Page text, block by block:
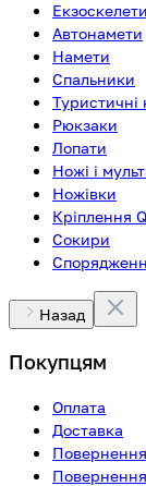
Екзоскелети
Автонамети
Намети
Спальники
Туристичні
Рюкзаки
Лопати
Ножі і
Ножівки
Кріплення
Сокири
Назад
Покупцям
Оплата
Доставка